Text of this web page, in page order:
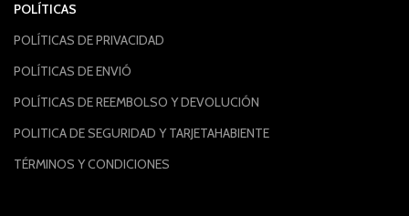
POLÍTICAS
POLÍTICAS DE PRIVACIDAD
POLÍTICAS DE ENVIÓ
POLÍTICAS DE REEMBOLSO Y DEVOLUCIÓN
POLITICA DE SEGURIDAD Y TARJETAHABIENTE
TÉRMINOS Y CONDICIONES